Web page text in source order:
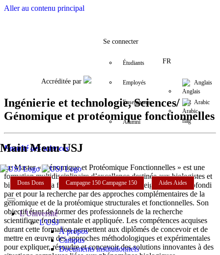
Aller au contenu principal
Facebook
Accréditée par
Se connecter
Étudiants
Employés
Enseignants
Alumni
FR
Anglais
Arabic
Main Menu USJ
Dons Dons Campagne 150 Campagne 150 AidesAides
L'Université
L'USJ
À propos
Campus
Documents institutionnels
Ingénierie et technologie, Sciences/
Génomique et protéomique fonctionnelles
Faculté des sciences
Le Master « Génomique et Protéomique Fonctionnelles » est une
formation multidisciplinaire d’excellence destinée aux biologistes et
biochimistes. La formation se base sur un enseignement approfondi
par et pour la recherche par des approches complémentaires de la
génomique et de la protéomique structurales et fonctionnelles. Son
objectif étant de former des professionnels de la recherche
scientifique fondamentale et appliquée. Les compétences acquises
durant cette formation permettent aux diplômés de concevoir et de
mettre en œuvre des approches méthodologiques et expérimentales
pour expliquer, résoudre et concevoir des solutions innovantes à des